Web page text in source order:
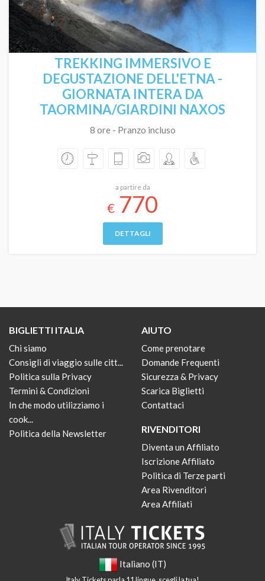
TREKKING IMMERSIVO E
DEGUSTAZIONE DELL'ETNA -
GIORNATA INTERA DA
TAORMINA/GIARDINI NAXOS
8 ore - Pranzo incluso
a partire da
€ 770
DETTAGLI
BIGLIETTI ITALIA
Chi siamo
Consigli di viaggio sulle citt...
Politica sulla Privacy
Termini & Condizioni
In che modo utilizziamo i
cook...
Politica della Newsletter
AIUTO
Come prenotare
Domande Frequenti
Sicurezza & Privacy
Scarica Biglietti
Contattaci
RIVENDITORI
Diventa un Affiliato
Iscrizione Affiliato
Politica di Terze parti
Area Rivenditori
Area Affiliati
Italiano (IT)